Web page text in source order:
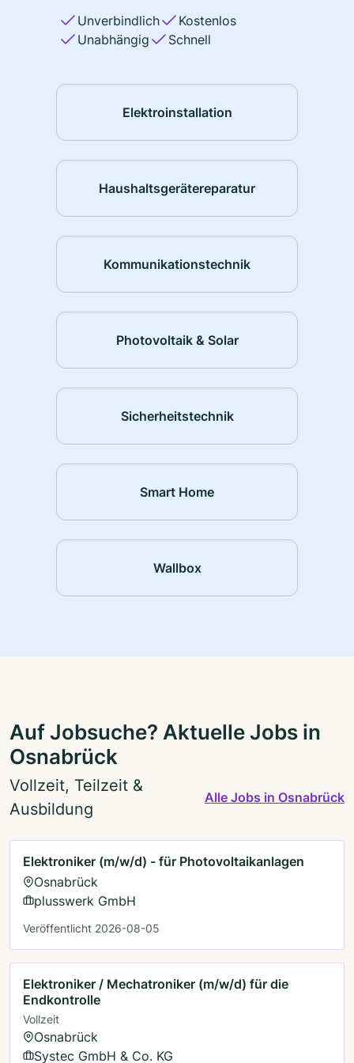
Unverbindlich
Kostenlos
Unabhängig
Schnell
Elektroinstallation
Haushaltsgerätereparatur
Kommunikationstechnik
Photovoltaik & Solar
Sicherheitstechnik
Smart Home
Wallbox
Auf Jobsuche? Aktuelle Jobs in
Osnabrück
Vollzeit, Teilzeit &
Ausbildung
Alle Jobs in Osnabrück
Elektroniker (m/w/d) - für Photovoltaikanlagen
Osnabrück
plusswerk GmbH
Veröffentlicht 2026-08-05
Elektroniker / Mechatroniker (m/w/d) für die
Endkontrolle
Vollzeit
Osnabrück
Systec GmbH & Co. KG